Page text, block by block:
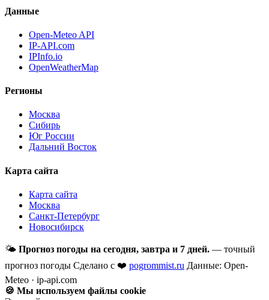
Данные
Open-Meteo API
IP-API.com
IPInfo.io
OpenWeatherMap
Регионы
Москва
Сибирь
Юг России
Дальний Восток
Карта сайта
Карта сайта
Москва
Санкт-Петербург
Новосибирск
🌤 Прогноз погоды на сегодня, завтра и 7 дней. — точный
прогноз погоды Сделано с ❤️ pogrommist.ru Данные: Open-
Meteo · ip-api.com
🍪 Мы используем файлы cookie